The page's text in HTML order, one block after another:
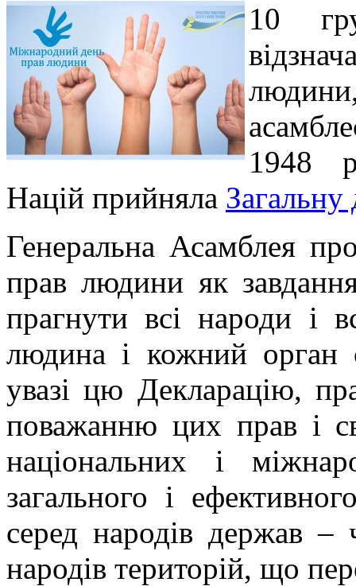
10
1948
Націй прийняла
Генеральна Асамблея
прав людини як
прагнути всі народи і
людина і кожний орган
увазі цю Декларацію,
поважанню цих прав і
національних і
загального і
серед народів держав –
народів територій, що